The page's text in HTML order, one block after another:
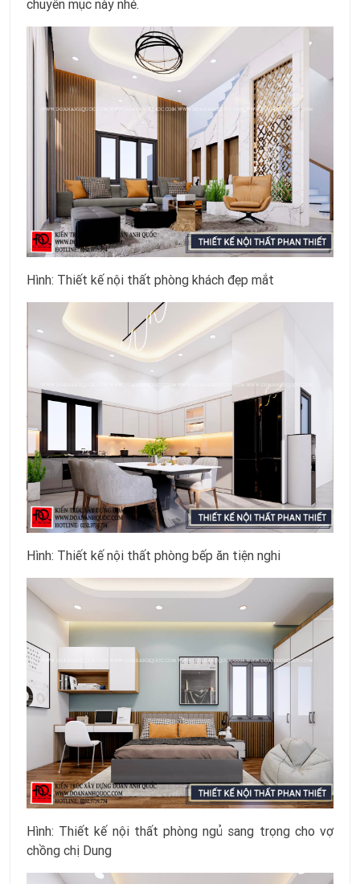
chuyên mục này nhé.
Hình: Thiết kế nội thất phòng khách đẹp mắt
Hình: Thiết kế nội thất phòng bếp ăn tiện nghi
Hình: Thiết kế nội thất phòng ngủ sang trọng cho vợ
chồng chị Dung